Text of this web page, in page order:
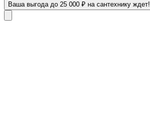
Ваша выгода до 25 000 ₽ на сантехнику ждет!